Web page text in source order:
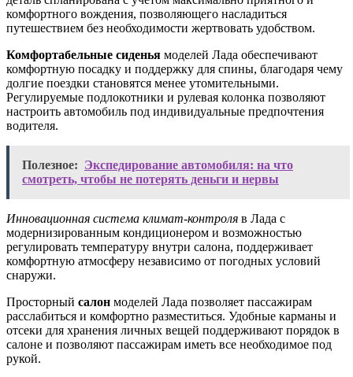
комфортного вождения, позволяющего насладиться
путешествием без необходимости жертвовать удобством.
Комфортабельные сиденья моделей Лада обеспечивают
комфортную посадку и поддержку для спины, благодаря чему
долгие поездки становятся менее утомительными.
Регулируемые подлокотники и рулевая колонка позволяют
настроить автомобиль под индивидуальные предпочтения
водителя.
Полезное: Экспедирование автомобиля: на что
смотреть, чтобы не потерять деньги и нервы
Инновационная система климат-контроля в Лада с
модернизированным кондиционером и возможностью
регулировать температуру внутри салона, поддерживает
комфортную атмосферу независимо от погодных условий
снаружи.
Просторный салон моделей Лада позволяет пассажирам
расслабиться и комфортно разместиться. Удобные карманы и
отсеки для хранения личных вещей поддерживают порядок в
салоне и позволяют пассажирам иметь все необходимое под
рукой.